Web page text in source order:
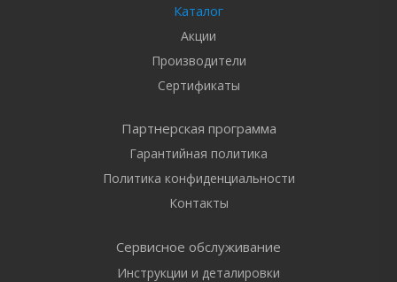
Каталог
Акции
Производители
Сертификаты
Партнерская программа
Гарантийная политика
Политика конфиденциальности
Контакты
Сервисное обслуживание
Инструкции и деталировки